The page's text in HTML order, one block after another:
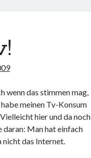
wenn das stimmen mag,
meinen Tv-Konsum
hier und da noch
daran: Man hat einfach
nicht das Internet.